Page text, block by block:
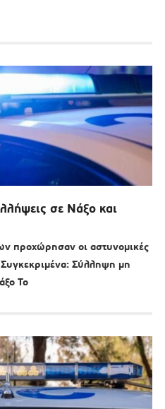
σε Νάξο και
προχώρησαν οι αστυνομικές
Σύλληψη μη
Το